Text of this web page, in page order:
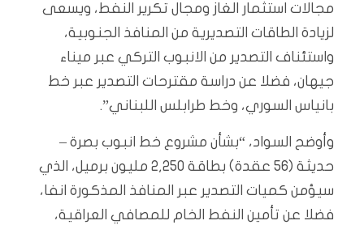
مجالات استثمار الغاز ومجال تكرير النفط، ويسعى
لزيادة الطاقات التصديرية من المنافذ الجنوبية،
واستئناف التصدير من الانبوب التركي عبر ميناء
جيهان، فضلا عن دراسة مقترحات التصدير عبر خط
بانياس السوري، وخط طرابلس اللبناني”.
وأوضح السواد، “بشأن مشروع خط انبوب بصرة –
حديثة (56 عقدة) بطاقة 2,250 مليون برميل، الذي
سيؤمن كميات التصدير عبر المنافذ المذكورة انفا،
فضلا عن تأمين النفط الخام للمصافي العراقية،